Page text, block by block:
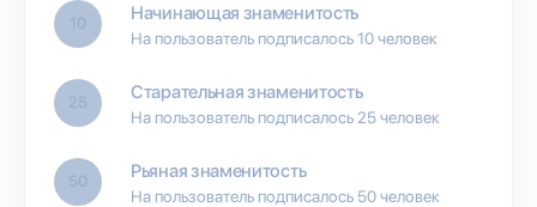
10 Начинающая знаменитость
На пользователь подписалось 10 человек
25 Старательная знаменитость
На пользователь подписалось 25 человек
50 Рьяная знаменитость
На пользователь подписалось 50 человек